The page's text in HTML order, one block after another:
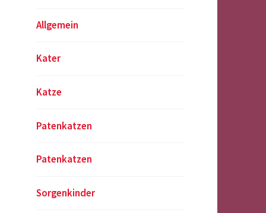
Allgemein
Kater
Katze
Patenkatzen
Patenkatzen
Sorgenkinder